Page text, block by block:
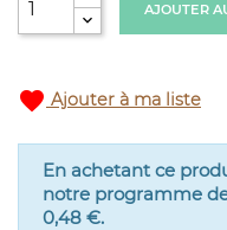
AJOUTER
favorite Ajouter à ma liste
En achetant ce
notre programme
0,48 €.